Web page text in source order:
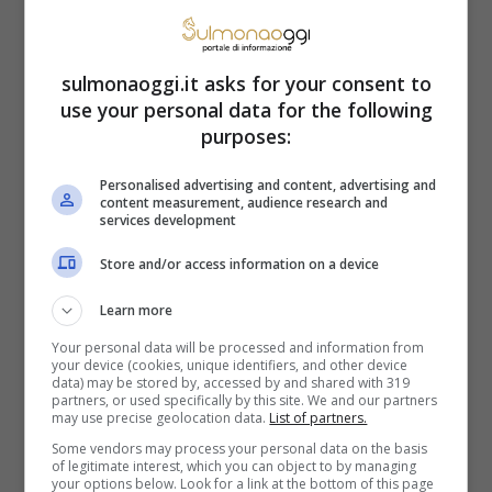
Credits: Raiplay – Sulmonaoggi.it
Mercoledì l’episodio si aprirà con il ritorno
di Adelaide e la mancata proposta di
Nozze, mentre Flora vuole rassicurazioni
sulmonaoggi.it asks for your consent to
use your personal data for the following
purposes:
Personalised advertising and content, advertising and
content measurement, audience research and
services development
Store and/or access information on a device
Learn more
Your personal data will be processed and information from
your device (cookies, unique identifiers, and other device
data) may be stored by, accessed by and shared with 319
partners, or used specifically by this site. We and our partners
may use precise geolocation data. List of partners.
Some vendors may process your personal data on the basis
of legitimate interest, which you can object to by managing
your options below. Look for a link at the bottom of this page